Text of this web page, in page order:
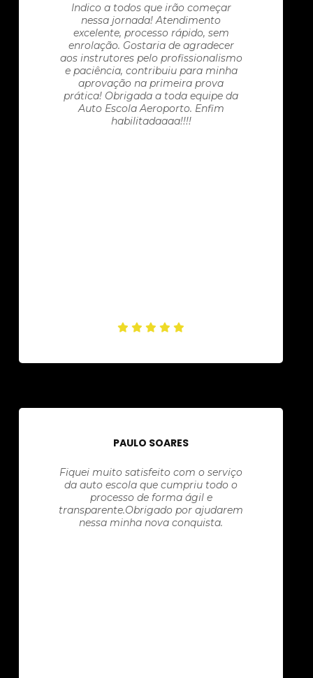
Indico a todos que irão começar
nessa jornada! Atendimento
excelente, processo rápido, sem
enrolação. Gostaria de agradecer
aos instrutores pelo profissionalismo
e paciência, contribuiu para minha
aprovação na primeira prova
prática! Obrigada a toda equipe da
Auto Escola Aeroporto. Enfim
habilitadaaaa!!!!
PAULO SOARES
Fiquei muito satisfeito com o serviço
da auto escola que cumpriu todo o
processo de forma ágil e
transparente.Obrigado por ajudarem
nessa minha nova conquista.